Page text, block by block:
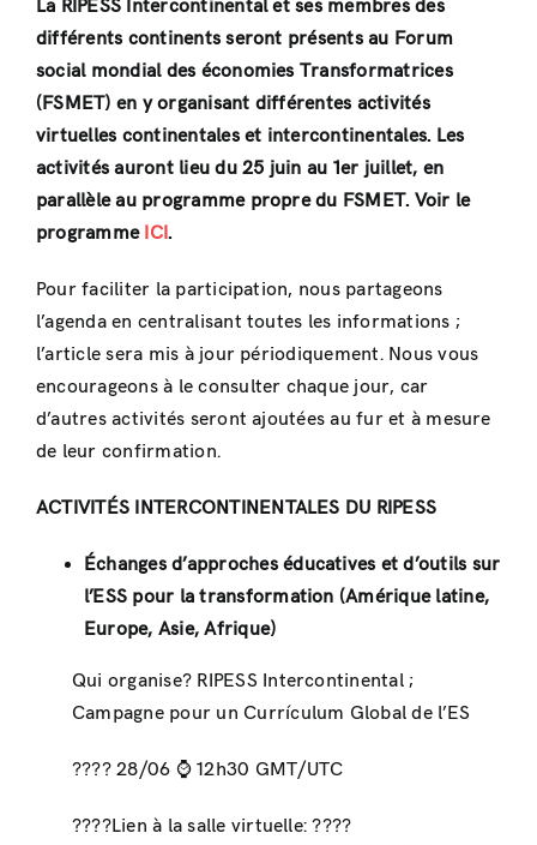
La RIPESS Intercontinental et ses membres des
différents continents seront présents au Forum
social mondial des économies Transformatrices
(FSMET) en y organisant différentes activités
virtuelles continentales et intercontinentales. Les
activités auront lieu du 25 juin au 1er juillet, en
parallèle au programme propre du FSMET. Voir le
programmeICI.
Pour faciliter la participation, nous partageons
l’agenda en centralisant toutes les informations ;
l’article sera mis à jour périodiquement. Nous vous
encourageons à le consulter chaque jour, car
d’autres activités seront ajoutées au fur et à mesure
de leur confirmation.
ACTIVITÉS INTERCONTINENTALES DU RIPESS
Échanges d’approches éducatives et d’outils sur
l’ESS pour la transformation (Amérique latine,
Europe, Asie, Afrique)
Qui organise? RIPESS Intercontinental ;
Campagne pour un Currículum Global de l’ES
???? 28/06 ⌚ ️12h30 GMT/UTC
????Lien à la salle virtuelle: ????